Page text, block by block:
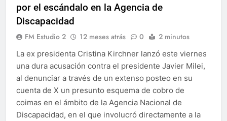
por el escándalo en la Agencia de
Discapacidad
FM Estudio 2 12 meses atrás 0 2 minutos
La ex presidenta Cristina Kirchner lanzó este viernes
una dura acusación contra el presidente Javier Milei,
al denunciar a través de un extenso posteo en su
cuenta de X un presunto esquema de cobro de
coimas en el ámbito de la Agencia Nacional de
Discapacidad, en el que involucró directamente a la